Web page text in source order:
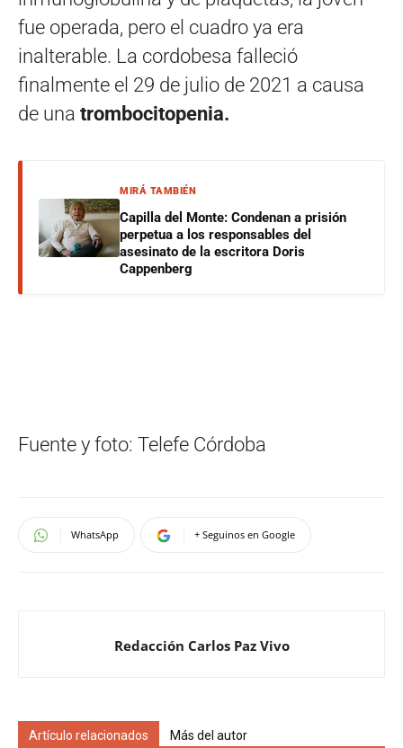
fue operada, pero el cuadro ya era
inalterable. La cordobesa falleció
finalmente el 29 de julio de 2021 a causa
de una trombocitopenia.
MIRÁ TAMBIÉN
Capilla del Monte: Condenan a prisión
perpetua a los responsables del
asesinato de la escritora Doris
Cappenberg
Fuente y foto: Telefe Córdoba
WhatsApp + Seguinos en Google
Redacción Carlos Paz Vivo
Artículo relacionados Más del autor